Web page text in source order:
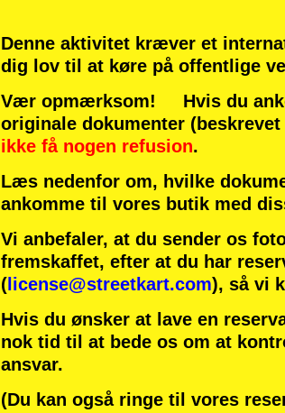
Denne aktivitet kræver et
dig lov til at køre på offentlige
Vær opmærksom! Hvis du
originale dokumenter (beskrevet
ikke få nogen refusion.
Læs nedenfor om, hvilke
ankomme til vores butik med
Vi anbefaler, at du sender os
fremskaffet, efter at du har
( license@streetkart.com), så vi
Hvis du ønsker at lave en
nok tid til at bede os om at
ansvar.
(Du kan også ringe til vores